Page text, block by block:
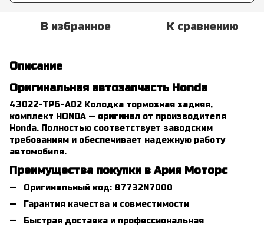
В избранное К сравнению
Описание
Оригинальная автозапчасть Honda
43022-TP6-A02 Колодка тормозная задняя, ​​
комплект HONDA — оригинал от производителя
Honda. Полностью соответствует заводским
требованиям и обеспечивает надежную работу
автомобиля.
Преимущества покупки в Ария Моторс
Оригинальный код: 87732N7000
Гарантия качества и совместимости
Быстрая доставка и профессиональная